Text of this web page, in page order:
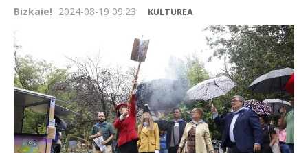
Bizkaie! 2024-08-19 09:23 KULTUREA